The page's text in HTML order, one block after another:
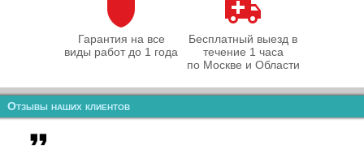
Гарантия на все
виды работ до 1 года
Бесплатный выезд в
течение 1 часа
по Москве и Области
Отзывы наших клиентов